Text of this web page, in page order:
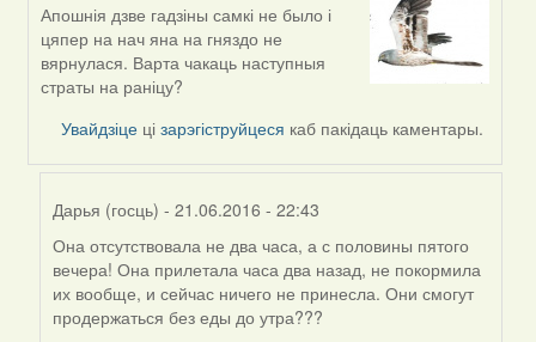
In
reply
to
by
Harrier
Апошнія дзве гадзіны самкі не было і
цяпер на нач яна на гняздо не
вярнулася. Варта чакаць наступныя
страты на раніцу?
Увайдзіце цізарэгіструйцеся каб пакідаць каментары.
Дарья (госць) - 21.06.2016 - 22:43
In
reply
to
by
Она отсутствовала не два часа, а с половины пятого
вечера! Она прилетала часа два назад, не покормила
их вообще, и сейчас ничего не принесла. Они смогут
продержаться без еды до утра???